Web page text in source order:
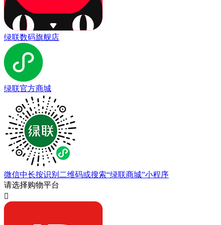
绿联数码旗舰店
绿联官方商城
微信中长按识别二维码或搜索“绿联商城”小程序
请选择购物平台
